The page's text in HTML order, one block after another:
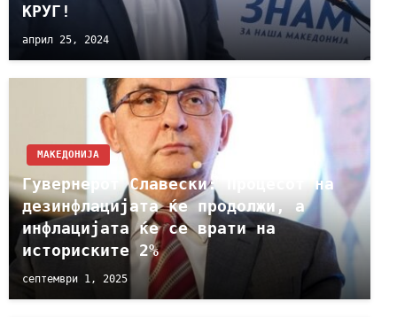
КРУГ!
април 25, 2024
МАКЕДОНИЈА
Гувернерот Славески: Процесот на
дезинфлацијата ќе продолжи, а
инфлацијата ќе се врати на
историските 2%
септември 1, 2025